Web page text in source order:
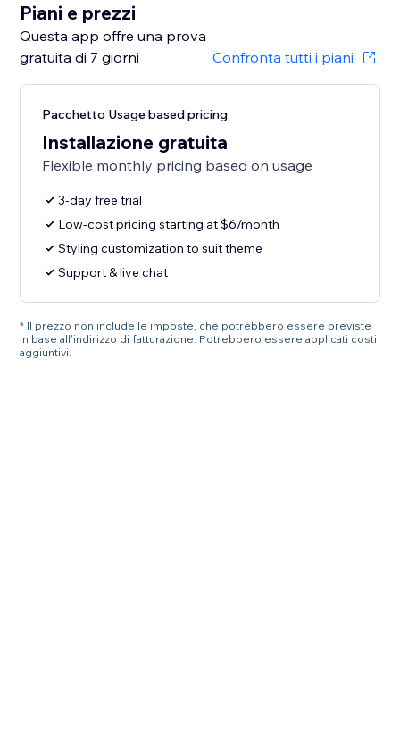
Piani e prezzi
Questa app offre una prova
gratuita di 7 giorni
Confronta tutti i piani
Pacchetto Usage based pricing
Installazione gratuita
Flexible monthly pricing based on usage
3-day free trial
Low-cost pricing starting at $6/month
Styling customization to suit theme
Support & live chat
* Il prezzo non include le imposte, che potrebbero essere previste
in base all'indirizzo di fatturazione. Potrebbero essere applicati costi
aggiuntivi.